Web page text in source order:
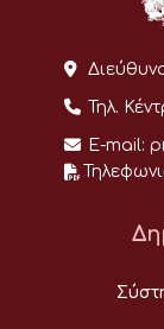
Τηλ.
E-mail: